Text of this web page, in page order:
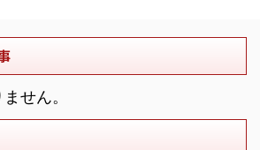
せん。